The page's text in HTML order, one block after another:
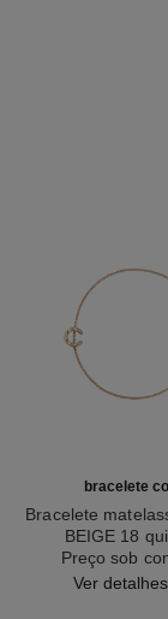
bracelete
Bracelete
BEIGE 18
Ref. J12303
Preço sob
Ver detalhes